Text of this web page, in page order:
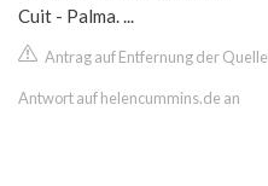
Cuit - Palma. ...
Antrag auf Entfernung der Quelle
Antwort auf helencummins.de an